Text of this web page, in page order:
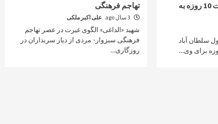
شهرستان خوشاب/ مهلت 10 روزه به
سلطان آباد
تهاجم فرهنگی
علی اکبر ملکی
شهید «الداغی» الگوی غیرت در عصر تهاجم
فرهنگی سبزوار- مردی از دیار سربداران در
روزگاری…